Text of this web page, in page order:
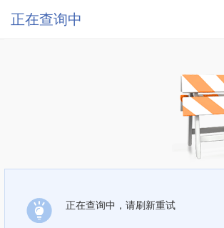
正在查询中
正在查询中，请刷新重试